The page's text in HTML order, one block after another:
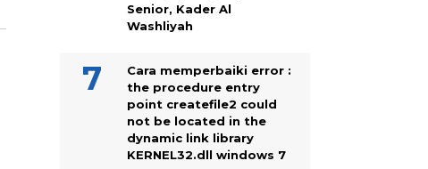
Senior, Kader Al
Washliyah
Cara memperbaiki error :
the procedure entry
point createfile2 could
not be located in the
dynamic link library
KERNEL32.dll windows 7